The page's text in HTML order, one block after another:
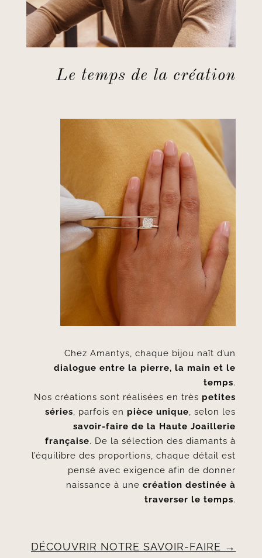
Le temps de la création
Chez Amantys, chaque bijou naît d’un
dialogue entre la pierre, la main et le
temps.
Nos créations sont réalisées en très petites
séries, parfois en pièce unique, selon les
savoir-faire de la Haute Joaillerie
française. De la sélection des diamants à
l’équilibre des proportions, chaque détail est
pensé avec exigence afin de donner
naissance à unecréation destinée à
traverser le temps.
DÉCOUVRIR NOTRE SAVOIR-FAIRE